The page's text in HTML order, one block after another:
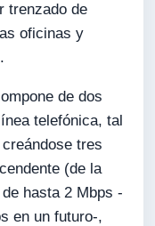
trenzado de
oficinas y
de dos
telefónica, tal
tres
(de la
hasta 2 Mbps -
en un futuro-,